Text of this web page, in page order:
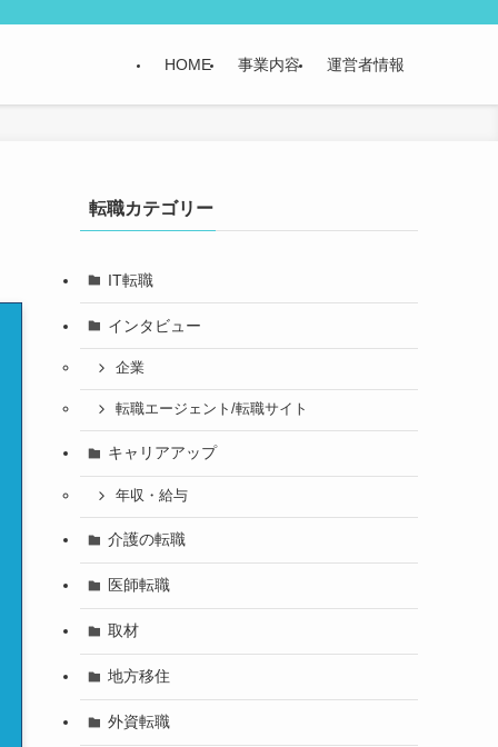
HOME 事業内容 運営者情報
転職カテゴリー
IT転職
インタビュー
企業
転職エージェント/転職サイト
キャリアアップ
年収・給与
介護の転職
医師転職
取材
地方移住
外資転職